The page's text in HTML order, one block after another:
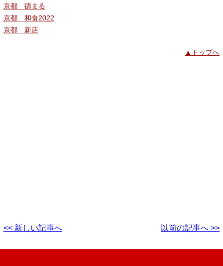
京都 徳まる
京都 和食2022
京都 新店
▲トップへ
<< 新しい記事へ 以前の記事へ >>